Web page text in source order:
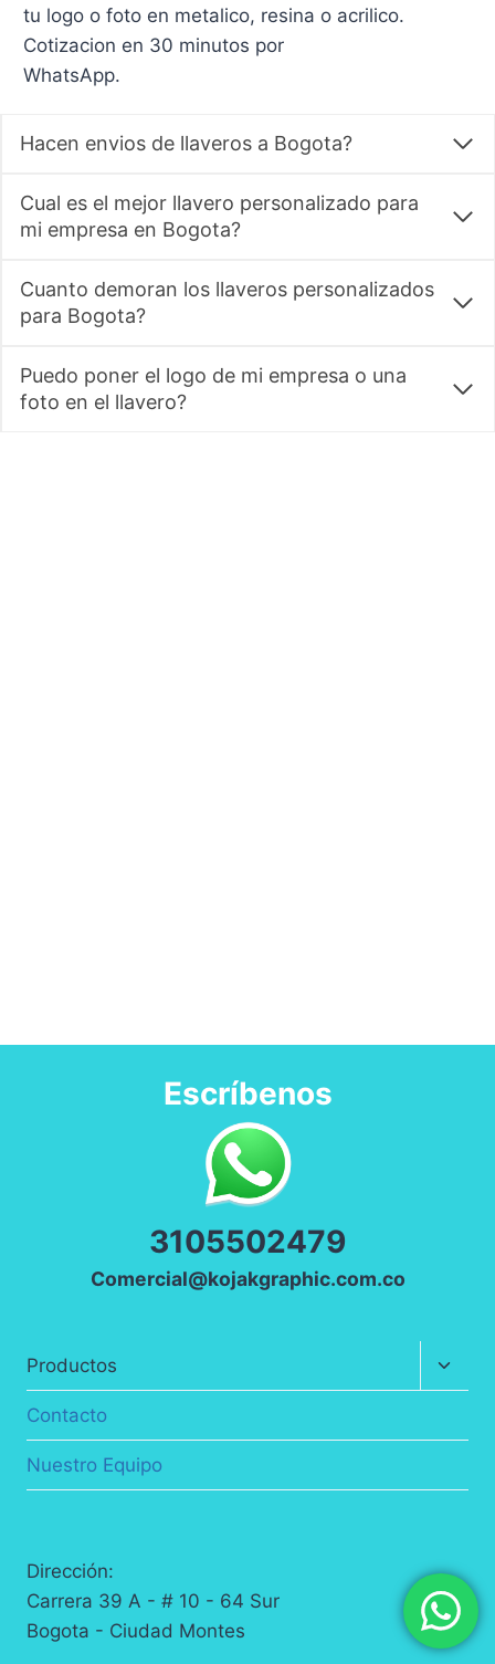
tu logo o foto en metalico, resina o acrilico.
Cotizacion en 30 minutos por
WhatsApp.
Hacen envios de llaveros a Bogota?
Cual es el mejor llavero personalizado para
mi empresa en Bogota?
Cuanto demoran los llaveros personalizados
para Bogota?
Puedo poner el logo de mi empresa o una
foto en el llavero?
Escríbenos
3105502479
Comercial@kojakgraphic.com.co
Productos
menú
Contacto
Nuestro Equipo
Dirección:
Carrera 39 A - # 10 - 64 Sur
Bogota - Ciudad Montes